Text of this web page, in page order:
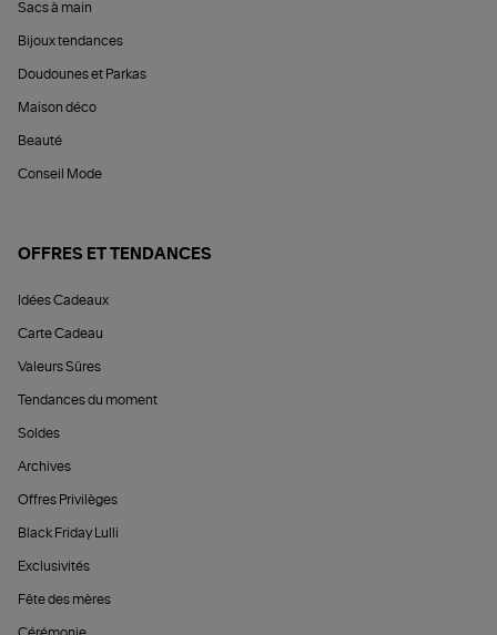
Sacs à main
Bijoux tendances
Doudounes et Parkas
Maison déco
Beauté
Conseil Mode
OFFRES ET TENDANCES
Idées Cadeaux
Carte Cadeau
Valeurs Sûres
Tendances du moment
Soldes
Archives
Offres Privilèges
Black Friday Lulli
Exclusivités
Fête des mères